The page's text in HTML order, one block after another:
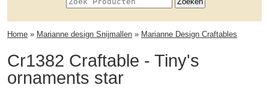
Home » Marianne design Snijmallen » Marianne Design Craftables
Cr1382 Craftable - Tiny's
ornaments star